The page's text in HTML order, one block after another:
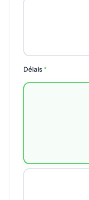
Délais *